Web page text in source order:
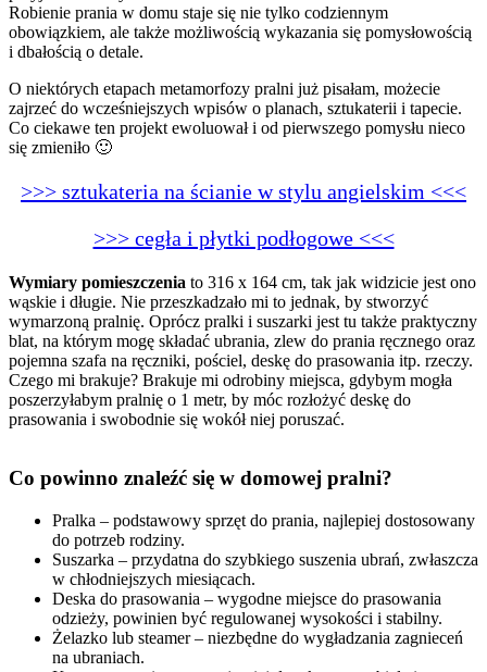
Robienie prania w domu staje się nie tylko codziennym
obowiązkiem, ale także możliwością wykazania się pomysłowością
i dbałością o detale.
O niektórych etapach metamorfozy pralni już pisałam, możecie
zajrzeć do wcześniejszych wpisów o planach, sztukaterii i tapecie.
Co ciekawe ten projekt ewoluował i od pierwszego pomysłu nieco
się zmieniło 🙂
>>> sztukateria na ścianie w stylu angielskim <<<
>>> cegła i płytki podłogowe <<<
Wymiary pomieszczenia to 316 x 164 cm, tak jak widzicie jest ono
wąskie i długie. Nie przeszkadzało mi to jednak, by stworzyć
wymarzoną pralnię. Oprócz pralki i suszarki jest tu także praktyczny
blat, na którym mogę składać ubrania, zlew do prania ręcznego oraz
pojemna szafa na ręczniki, pościel, deskę do prasowania itp. rzeczy.
Czego mi brakuje? Brakuje mi odrobiny miejsca, gdybym mogła
poszerzyłabym pralnię o 1 metr, by móc rozłożyć deskę do
prasowania i swobodnie się wokół niej poruszać.
Co powinno znaleźć się w domowej pralni?
Pralka – podstawowy sprzęt do prania, najlepiej dostosowany
do potrzeb rodziny.
Suszarka – przydatna do szybkiego suszenia ubrań, zwłaszcza
w chłodniejszych miesiącach.
Deska do prasowania – wygodne miejsce do prasowania
odzieży, powinien być regulowanej wysokości i stabilny.
Żelazko lub steamer – niezbędne do wygładzania zagnieceń
na ubraniach.